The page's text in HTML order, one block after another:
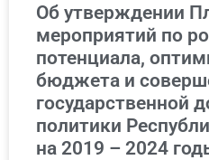
Об утверждении
мероприятий по
потенциала,
бюджета и
государственной
политики
на 2019 – 2024